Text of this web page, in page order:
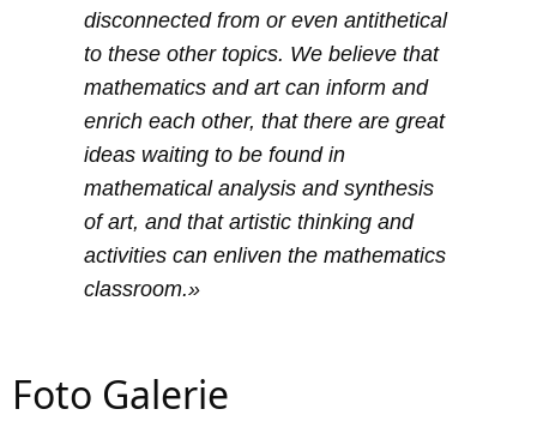
disconnected from or even antithetical
to these other topics. We believe that
mathematics and art can inform and
enrich each other, that there are great
ideas waiting to be found in
mathematical analysis and synthesis
of art, and that artistic thinking and
activities can enliven the mathematics
classroom.»
Foto Galerie